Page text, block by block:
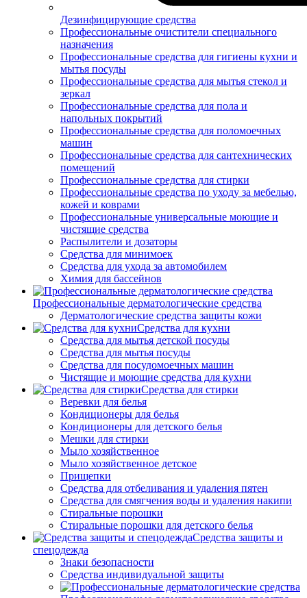
Дезинфицирующие средства
Профессиональные очистители специального
назначения
Профессиональные средства для гигиены кухни и
мытья посуды
Профессиональные средства для мытья стекол и
зеркал
Профессиональные средства для пола и
напольных покрытий
Профессиональные средства для поломоечных
машин
Профессиональные средства для сантехнических
помещений
Профессиональные средства для стирки
Профессиональные средства по уходу за мебелью,
кожей и коврами
Профессиональные универсальные моющие и
чистящие средства
Распылители и дозаторы
Средства для минимоек
Средства для ухода за автомобилем
Химия для бассейнов
Профессиональные дерматологические средства
Дерматологические средства защиты кожи
Средства для кухни
Средства для мытья детской посуды
Средства для мытья посуды
Средства для посудомоечных машин
Чистящие и моющие средства для кухни
Средства для стирки
Веревки для белья
Кондиционеры для белья
Кондиционеры для детского белья
Мешки для стирки
Мыло хозяйственное
Мыло хозяйственное детское
Прищепки
Средства для отбеливания и удаления пятен
Средства для смягчения воды и удаления накипи
Стиральные порошки
Стиральные порошки для детского белья
Средства защиты и
спецодежда
Знаки безопасности
Средства индивидуальной защиты